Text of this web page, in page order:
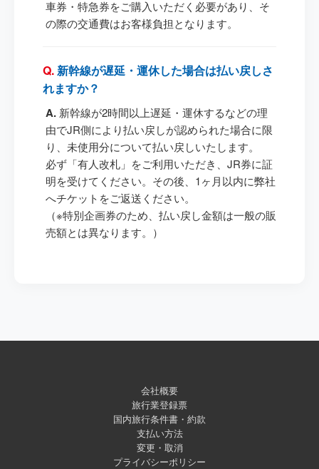
車券・特急券をご購入いただく必要があり、そ
の際の交通費はお客様負担となります。
新幹線が遅延・運休した場合は払い戻しさ
れますか？
新幹線が2時間以上遅延・運休するなどの理
由でJR側により払い戻しが認められた場合に限
り、未使用分について払い戻しいたします。
必ず「有人改札」をご利用いただき、JR券に証
明を受けてください。その後、1ヶ月以内に弊社
へチケットをご返送ください。
（※特別企画券のため、払い戻し金額は一般の販
売額とは異なります。）
会社概要
旅行業登録票
国内旅行条件書・約款
支払い方法
変更・取消
プライバシーポリシー